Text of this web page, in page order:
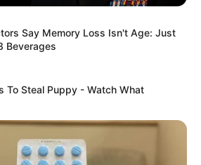
Say Memory Loss Isn't Age: Just
Beverages
To Steal Puppy - Watch What